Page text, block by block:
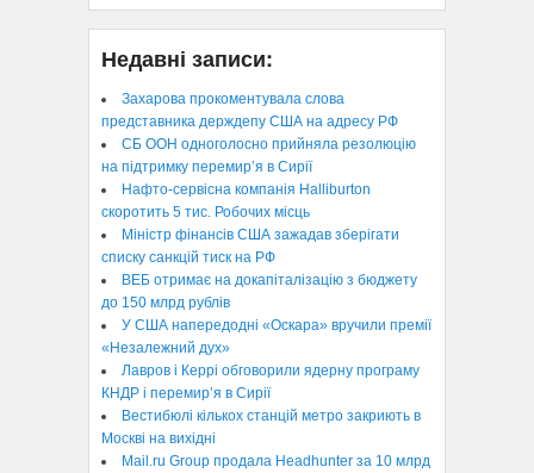
Недавні записи:
Захарова прокоментувала слова
представника держдепу США на адресу РФ
СБ ООН одноголосно прийняла резолюцію
на підтримку перемир’я в Сирії
Нафто-сервісна компанія Halliburton
скоротить 5 тис. Робочих місць
Міністр фінансів США зажадав зберігати
списку санкцій тиск на РФ
ВЕБ отримає на докапіталізацію з бюджету
до 150 млрд рублів
У США напередодні «Оскара» вручили премії
«Незалежний дух»
Лавров і Керрі обговорили ядерну програму
КНДР і перемир’я в Сирії
Вестибюлі кількох станцій метро закриють в
Москві на вихідні
Mail.ru Group продала Headhunter за 10 млрд